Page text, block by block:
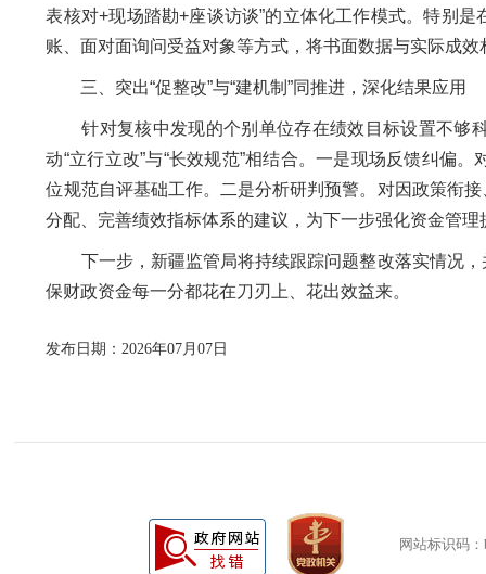
表核对+现场踏勘+座谈访谈”的立体化工作模式。特别
账、面对面询问受益对象等方式，将书面数据与实际成
三、突出“促整改”与“建机制”同推进，深化结果应用
针对复核中发现的个别单位存在绩效目标设置不够
动“立行立改”与“长效规范”相结合。一是现场反馈纠偏
位规范自评基础工作。二是分析研判预警。对因政策衔
分配、完善绩效指标体系的建议，为下一步强化资金管理
下一步，新疆监管局将持续跟踪问题整改落实情况，
保财政资金每一分都花在刀刃上、花出效益来。
发布日期：2026年07月07日
网站标识码